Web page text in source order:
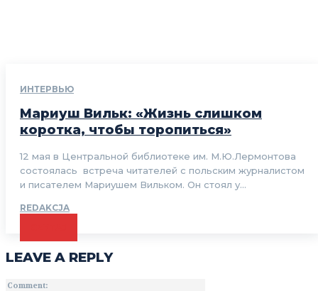
ИНТЕРВЬЮ
Мариуш Вильк: «Жизнь слишком
коротка, чтобы торопиться»
12 мая в Центральной библиотеке им. М.Ю.Лермонтова
состоялась встреча читателей с польским журналистом
и писателем Мариушем Вильком. Он стоял у...
REDAKCJA
LEAVE A REPLY